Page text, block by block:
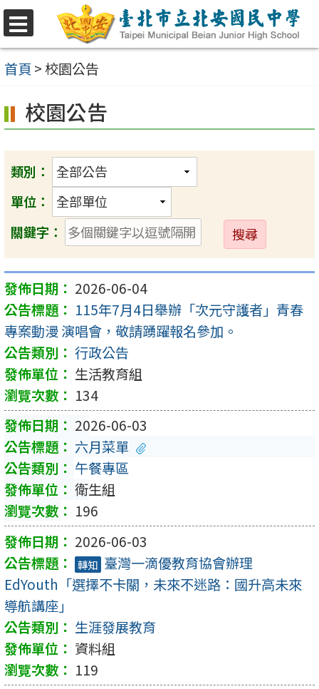
選
單
跳
至
主
內
容
區
首頁 >校園公告
校園公告
類別：
單位：
關鍵字：
送
出
2026-06-04
115年7月4日舉辦「次元守護者」青春
專案動漫 演唱會，敬請踴躍報名參加。
行政公告
生活教育組
134
2026-06-03
六月菜單
午餐專區
衛生組
196
2026-06-03
轉知 臺灣一滴優教育協會辦理
EdYouth「選擇不卡關，未來不迷路：國升高未來
導航講座」
生涯發展教育
資料組
119